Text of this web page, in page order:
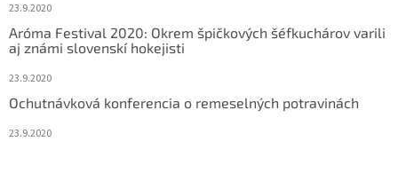
23.9.2020
Aróma Festival 2020: Okrem špičkových šéfkuchárov varili
aj známi slovenskí hokejisti
23.9.2020
Ochutnávková konferencia o remeselných potravinách
23.9.2020